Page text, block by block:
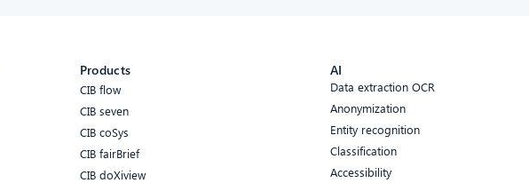
Products
CIB flow
CIB seven
CIB coSys
CIB fairBrief
CIB doXiview
AI
Data extraction OCR
Anonymization
Entity recognition
Classification
Accessibility